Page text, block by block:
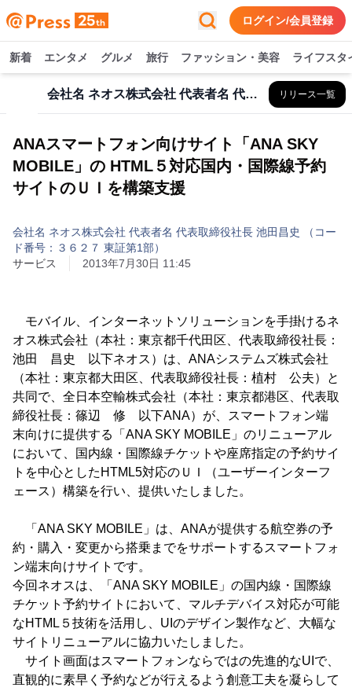
ログイン/会員登録
新着 エンタメ グルメ 旅行 ファッション・美容 ライフスタ
会社名 ネオス株式会社 代表者名 代表取締役社長 池田昌史 （コード番号：３６２７ 東証第1部） リリース一覧
ANAスマートフォン向けサイト「ANA SKY
MOBILE」の HTML５対応国内・国際線予約
サイトのＵＩを構築支援
会社名 ネオス株式会社 代表者名 代表取締役社長 池田昌史 （コー
ド番号：３６２７ 東証第1部）
サービス
2013年7月30日 11:45
モバイル、インターネットソリューションを手掛けるネ
オス株式会社（本社：東京都千代田区、代表取締役社長：
池田 昌史 以下ネオス）は、ANAシステムズ株式会社
（本社：東京都大田区、代表取締役社長：植村 公夫）と
共同で、全日本空輸株式会社（本社：東京都港区、代表取
締役社長：篠辺 修 以下ANA）が、スマートフォン端
末向けに提供する「ANA SKY MOBILE」のリニューアル
において、国内線・国際線チケットや座席指定の予約サイ
トを中心としたHTML5対応のＵＩ（ユーザーインターフ
ェース）構築を行い、提供いたしました。
「ANA SKY MOBILE」は、ANAが提供する航空券の予
約・購入・変更から搭乗までをサポートするスマートフォ
ン端末向けサイトです。
今回ネオスは、「ANA SKY MOBILE」の国内線・国際線
チケット予約サイトにおいて、マルチデバイス対応が可能
なHTML５技術を活用し、UIのデザイン製作など、大幅な
サイトリニューアルに協力いたしました。
サイト画面はスマートフォンならではの先進的なUIで、
直観的に素早く予約などが行えるよう創意工夫を凝らして